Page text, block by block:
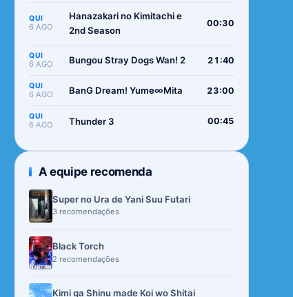
QUI
6 AGO
Hanazakari no Kimitachi e
2nd Season
00:30
QUI
6 AGO Bungou Stray Dogs Wan! 2 21:40
QUI
6 AGO BanG Dream! Yume∞Mita 23:00
QUI
6 AGO Thunder 3 00:45
A equipe recomenda
Super no Ura de Yani Suu Futari
3 recomendações
Black Torch
2 recomendações
Kimi ga Shinu made Koi wo Shitai